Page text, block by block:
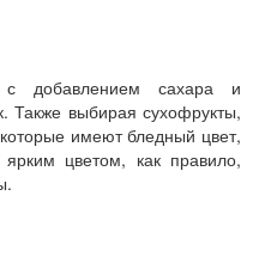
с добавлением сахара и
Также выбирая сухофрукты,
имеют бледный цвет,
цветом, как правило,